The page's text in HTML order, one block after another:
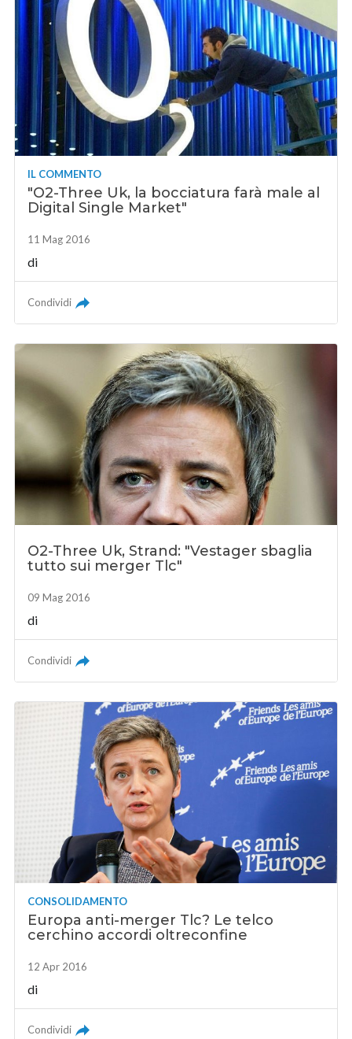
IL COMMENTO
"O2-Three Uk, la bocciatura farà male al
Digital Single Market"
11 Mag 2016
di
Condividi
O2-Three Uk, Strand: "Vestager sbaglia
tutto sui merger Tlc"
09 Mag 2016
di
Condividi
CONSOLIDAMENTO
Europa anti-merger Tlc? Le telco
cerchino accordi oltreconfine
12 Apr 2016
di
Condividi